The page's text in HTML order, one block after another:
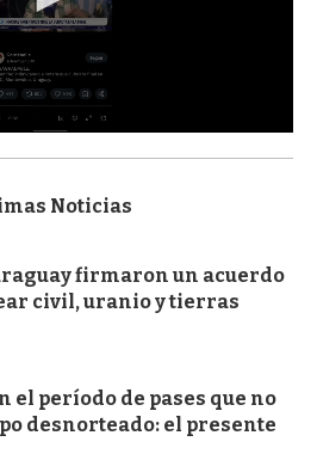
Noticias
firmaron un acuerdo
civil, uranio y tierras
el período de pases que no
desnorteado: el presente